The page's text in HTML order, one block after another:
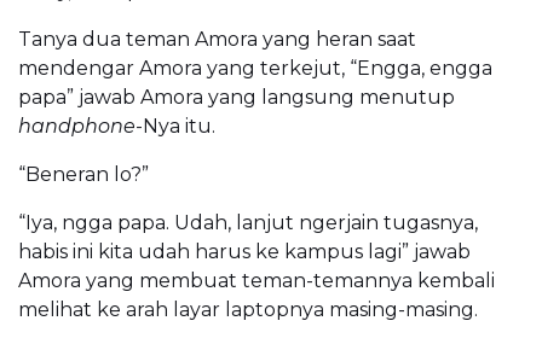
Tanya dua teman Amora yang heran saat
mendengar Amora yang terkejut, “Engga, engga
papa” jawab Amora yang langsung menutup
handphone-Nya itu.
“Beneran lo?”
“Iya, ngga papa. Udah, lanjut ngerjain tugasnya,
habis ini kita udah harus ke kampus lagi” jawab
Amora yang membuat teman-temannya kembali
melihat ke arah layar laptopnya masing-masing.